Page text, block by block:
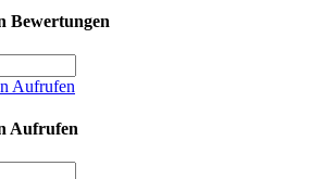
Bewertungen
Aufrufen
Aufrufen